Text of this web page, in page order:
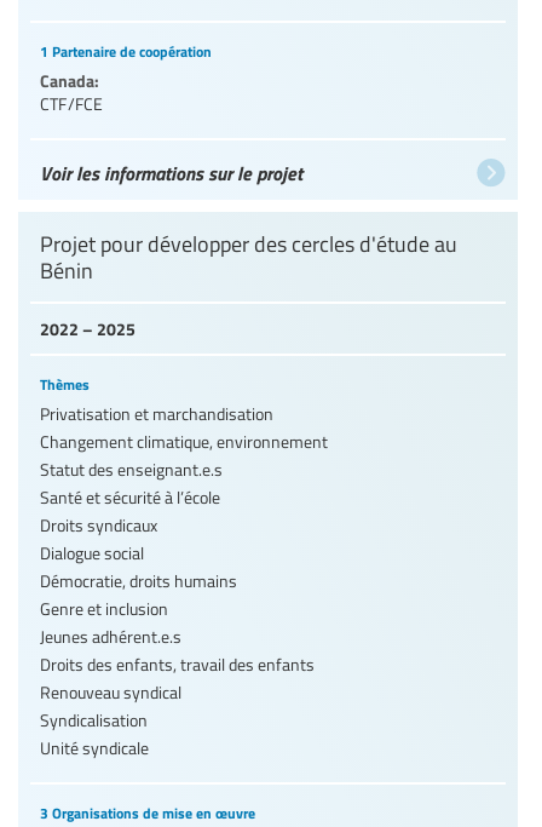
1 Partenaire de coopération
Canada:
CTF/FCE
Voir les informations sur le projet
2022 – 2025
Projet pour développer des cercles d'étude au
Bénin
Thèmes
Privatisation et marchandisation
Changement climatique, environnement
Statut des enseignant.e.s
Santé et sécurité à l’école
Droits syndicaux
Dialogue social
Démocratie, droits humains
Genre et inclusion
Jeunes adhérent.e.s
Droits des enfants, travail des enfants
Renouveau syndical
Syndicalisation
Unité syndicale
3 Organisations de mise en œuvre